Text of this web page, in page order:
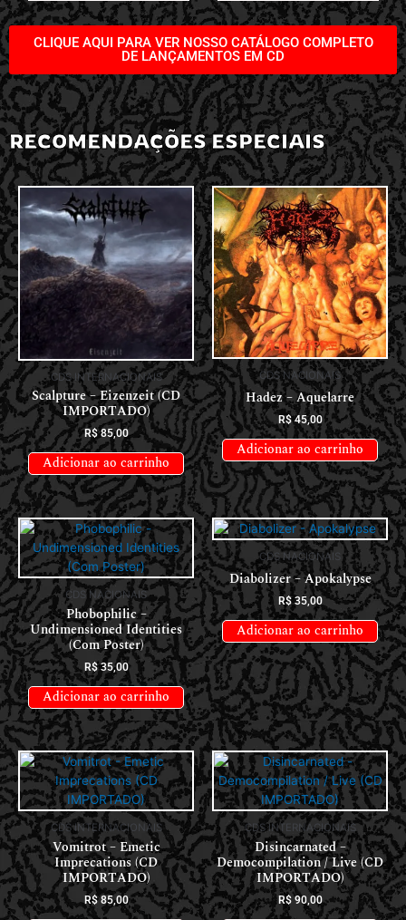
CLIQUE AQUI PARA VER NOSSO CATÁLOGO COMPLETO
DE LANÇAMENTOS EM CD
RECOMENDAÇÕES ESPECIAIS
CDS INTERNACIONAIS
Scalpture – Eizenzeit (CD
IMPORTADO)
R$85,00
Adicionar ao carrinho
CDS NACIONAIS
Hadez – Aquelarre
R$45,00
Adicionar ao carrinho
CDS NACIONAIS
Phobophilic –
Undimensioned Identities
(Com Poster)
R$35,00
Adicionar ao carrinho
CDS NACIONAIS
Diabolizer – Apokalypse
R$35,00
Adicionar ao carrinho
CDS INTERNACIONAIS
Vomitrot – Emetic
Imprecations (CD
IMPORTADO)
R$85,00
CDS INTERNACIONAIS
Disincarnated –
Democompilation / Live (CD
IMPORTADO)
R$90,00